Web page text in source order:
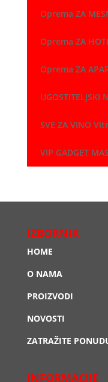
Oprema ZA
Oprema ZA
Oprema ZA
UGOSTITELJSKI
SVE ZA VINO
VIP GADGET
IZBORNIK
HOME
O NAMA
PROIZVODI
NOVOSTI
ZATRAŽITE
INFORMACIJE